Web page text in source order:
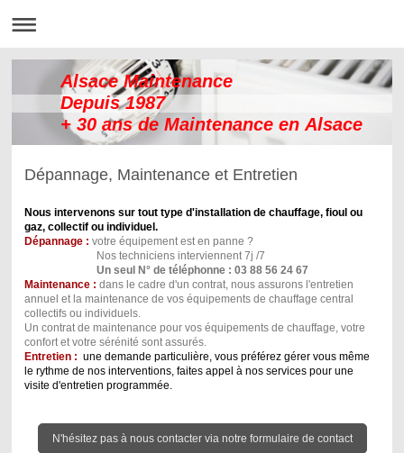
Alsace Maintenance
Depuis 1987
+ 30 ans de Maintenance en Alsace
Dépannage, Maintenance et Entretien
Nous intervenons sur tout type d'installation de chauffage, fioul ou
gaz, collectif ou individuel.
Dépannage : votre équipement est en panne ?
Nos techniciens interviennent 7j /7
Un seul N° de téléphonne : 03 88 56 24 67
Maintenance : dans le cadre d'un contrat, nous assurons l'entretien
annuel et la maintenance de vos équipements de chauffage central
collectifs ou individuels.
Un contrat de maintenance pour vos équipements de chauffage, votre
confort et votre sérénité sont assurés.
Entretien : une demande particulière, vous préférez gérer vous même
le rythme de nos interventions, faites appel à nos services pour une
visite d'entretien programmée.
N'hésitez pas à nous contacter via notre formulaire de contact